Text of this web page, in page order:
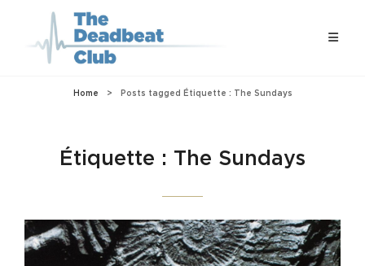
Home > Posts tagged Étiquette : The Sundays
Étiquette : The Sundays